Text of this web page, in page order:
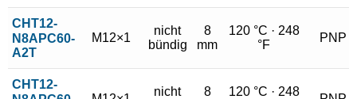
CHT12-
N8APC60-
A2T
M12×1
nicht
bündig
8
mm
120 °C · 248
°F
PNP
CHT12-
nicht
8
120 °C · 248